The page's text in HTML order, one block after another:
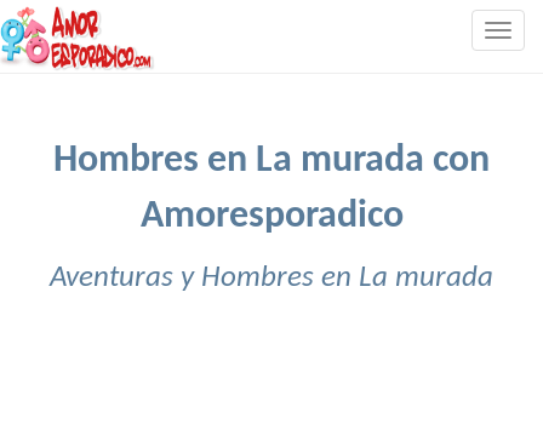
Hombres en La murada con
Amoresporadico
Aventuras y Hombres en La murada